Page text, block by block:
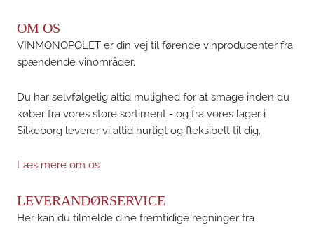
OM OS
VINMONOPOLET er din vej til førende vinproducenter fra
spændende vinområder.
Du har selvfølgelig altid mulighed for at smage inden du
køber fra vores store sortiment - og fra vores lager i
Silkeborg leverer vi altid hurtigt og fleksibelt til dig.
Læs mere om os
LEVERANDØRSERVICE
Her kan du tilmelde dine fremtidige regninger fra